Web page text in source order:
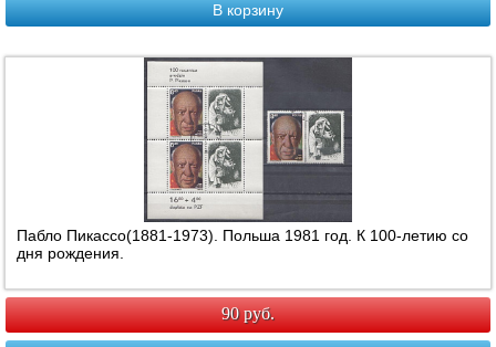
В корзину
Пабло Пикассо(1881-1973). Польша 1981 год. К 100-летию со
дня рождения.
90 руб.